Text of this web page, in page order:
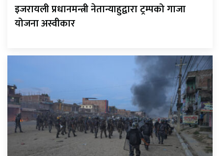
इजरायली प्रधानमन्त्री नेतान्याहुद्वारा ट्रम्पको गाजा
योजना अस्वीकार